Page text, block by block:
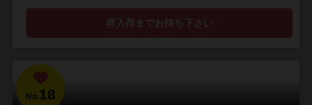
再入荷までお待ち下さい
No.18